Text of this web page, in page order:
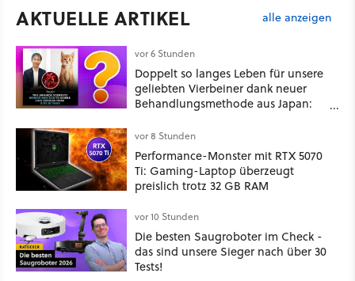
AKTUELLE ARTIKEL alle anzeigen
vor 6 Stunden
Doppelt so langes Leben für unsere
geliebten Vierbeiner dank neuer
Behandlungsmethode aus Japan:
Kommentare zeigt, dass es nicht so
einfach ist
vor 8 Stunden
Performance-Monster mit RTX 5070
Ti: Gaming-Laptop überzeugt
preislich trotz 32 GB RAM
vor 10 Stunden
Die besten Saugroboter im Check -
das sind unsere Sieger nach über 30
Tests!